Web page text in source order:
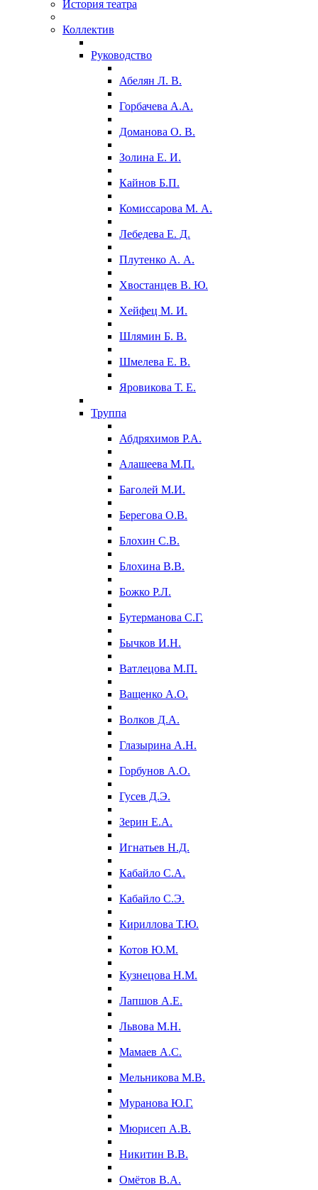
История театра
Коллектив
Руководство
Абелян Л. В.
Горбачева А.А.
Доманова О. В.
Золина Е. И.
Кайнов Б.П.
Комиссарова М. А.
Лебедева Е. Д.
Плутенко А. А.
Хвостанцев В. Ю.
Хейфец М. И.
Шлямин Б. В.
Шмелева Е. В.
Яровикова Т. Е.
Труппа
Абдряхимов Р.А.
Алашеева М.П.
Баголей М.И.
Берегова О.В.
Блохин С.В.
Блохина В.В.
Божко Р.Л.
Бутерманова С.Г.
Бычков И.Н.
Ватлецова М.П.
Ващенко А.О.
Волков Д.А.
Глазырина А.Н.
Горбунов А.О.
Гусев Д.Э.
Зерин Е.А.
Игнатьев Н.Д.
Кабайло С.А.
Кабайло С.Э.
Кириллова Т.Ю.
Котов Ю.М.
Кузнецова Н.М.
Лапшов А.Е.
Львова М.Н.
Мамаев А.С.
Мельникова М.В.
Муранова Ю.Г.
Мюрисеп А.В.
Никитин В.В.
Омётов В.А.